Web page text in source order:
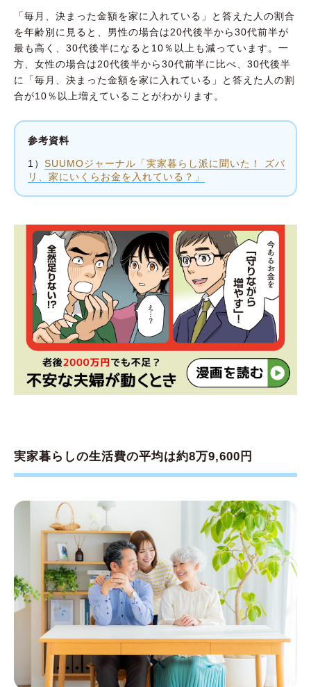
「毎月、決まった金額を家に入れている」と答えた人の割合
を年齢別に見ると、男性の場合は20代後半から30代前半が
最も高く、30代後半になると10％以上も減っています。一
方、女性の場合は20代後半から30代前半に比べ、30代後半
に「毎月、決まった金額を家に入れている」と答えた人の割
合が10％以上増えていることがわかります。
参考資料
1） SUUMOジャーナル「実家暮らし派に聞いた！ ズバ
リ、家にいくらお金を入れている？」
実家暮らしの生活費の平均は約8万9,600円